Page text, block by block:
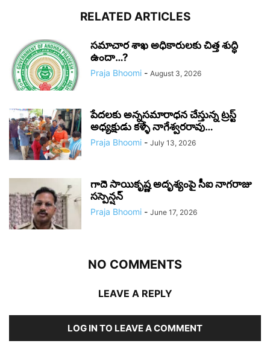
RELATED ARTICLES
సమాచార శాఖ అధికారులకు చిత్త శుద్ధి
ఉందా…?
Praja Bhoomi - August 3, 2026
పేదలకు అన్నసమారాధన చేస్తున్న ట్రస్ట్
అధ్యక్షుడు కళ్ళే నాగేశ్వరరావు…
Praja Bhoomi - July 13, 2026
గాదె సాయికృష్ణ అదృశ్యంపై సీఐ నాగరాజు
సస్పెన్షన్
Praja Bhoomi - June 17, 2026
NO COMMENTS
LEAVE A REPLY
LOG IN TO LEAVE A COMMENT